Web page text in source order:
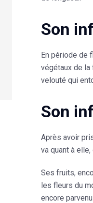
Son
En période de
végétaux de la
velouté qui
Son
Après avoir
va quant à
Ses fruits,
les fleurs du
encore